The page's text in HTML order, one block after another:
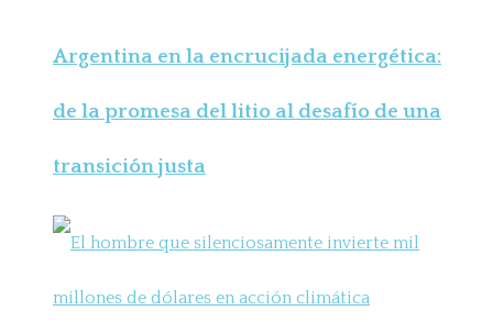
Argentina en la encrucijada energética:
de la promesa del litio al desafío de una
transición justa